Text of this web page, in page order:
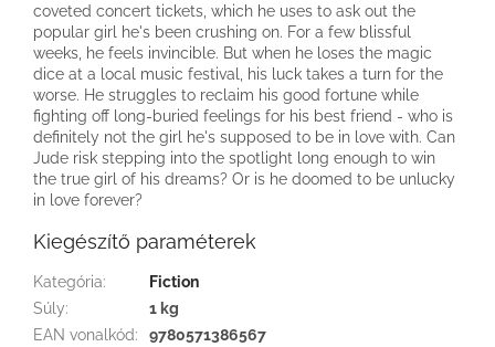
coveted concert tickets, which he uses to ask out the
popular girl he's been crushing on. For a few blissful
weeks, he feels invincible. But when he loses the magic
dice at a local music festival, his luck takes a turn for the
worse. He struggles to reclaim his good fortune while
fighting off long-buried feelings for his best friend - who is
definitely not the girl he's supposed to be in love with. Can
Jude risk stepping into the spotlight long enough to win
the true girl of his dreams? Or is he doomed to be unlucky
in love forever?
Kiegészítő paraméterek
Kategória:
Fiction
Súly:
1 kg
EAN vonalkód:
9780571386567